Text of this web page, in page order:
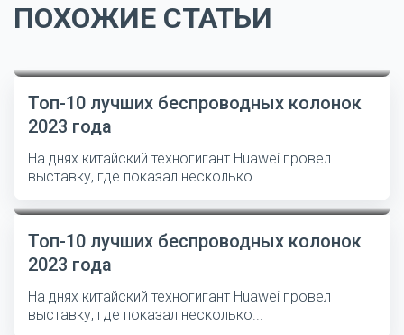
ПОХОЖИЕ СТАТЬИ
Топ-10 лучших беспроводных колонок
2023 года
На днях китайский техногигант Huawei провел
выставку, где показал несколько...
Топ-10 лучших беспроводных колонок
2023 года
На днях китайский техногигант Huawei провел
выставку, где показал несколько...